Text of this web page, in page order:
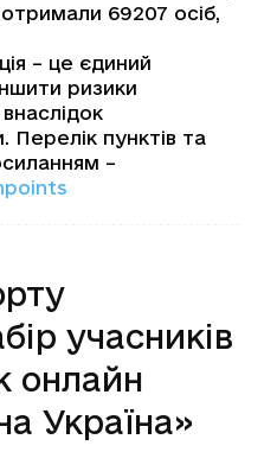
69207 осіб,
– це єдиний
ризики
внаслідок
Перелік пунктів та
–
учасників
онлайн
Україна»